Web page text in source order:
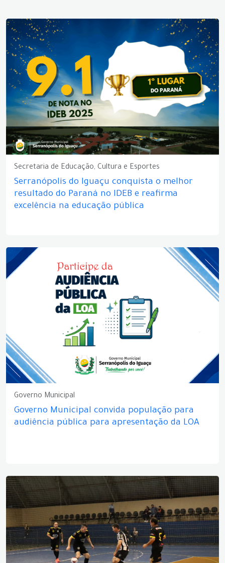
Secretaria de Educação, Cultura e Esportes
Serranópolis do Iguaçu conquista o melhor
resultado do Paraná no IDEB e reafirma
excelência na educação pública
Governo Municipal
Governo Municipal convida população para
audiência pública para apresentação da LOA